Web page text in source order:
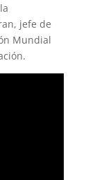
jefe de
Mundial